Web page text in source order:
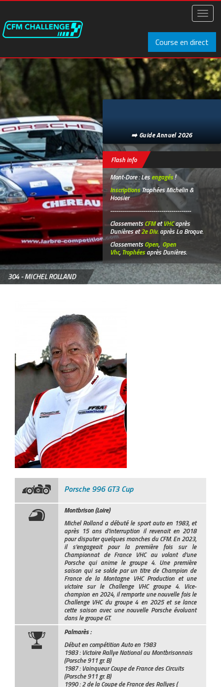
Aller
principal
Course en direct
➡️ Guide Annuel 2026
Flash info
Mont-Dore : Lesengagés!
InscriptionsTrophées Michelin &
Hoosier
-----------------------------------------
ClassementsCFMetVHCaprès
Dunières et2e Div. après La Broque.
ClassementsOpen, Open
Vhc, Trophéesaprès Dunières.
304 -MICHEL ROLLAND
Porsche 996 GT3 Cup
Montbrison (Loire)
Michel Rolland a débuté le sport auto en 1983, et
après 15 ans d’interruption il revenait en 2018
pour disputer quelques manches du CFM. En 2023,
il s’engageait pour la première fois sur le
Championnat de France VHC au volant d’une
Porsche qui anime le groupe 4. Une première
saison qui se solde par un titre de Champion de
France de la Montagne VHC Production et une
victoire sur le Challenge VHC groupe 4. Vice-
champion en 2024, il remporte une nouvelle fois le
Challenge VHC du groupe 4 en 2025 et se lance
cette saison avec une nouvelle Porsche évoluant
dans le groupe GT.
Palmarès :
Début en compétition Auto en 1983
1983 : Victoire Rallye National au Montbrisonnais
(Porsche 911 gr. B)
1987 : Vainqueur Coupe de France des Circuits
(Porsche 911 gr. B)
1990 : 2 de la Coupe de France des Rallyes (